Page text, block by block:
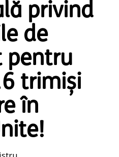
privind
de
pentru
trimiși
în